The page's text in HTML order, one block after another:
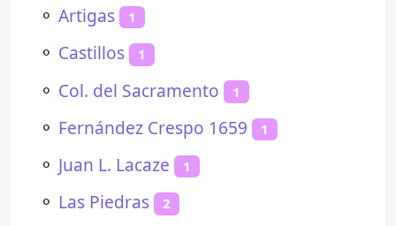
⚬ Artigas 1
⚬ Castillos 1
⚬ Col. del Sacramento 1
⚬ Fernández Crespo 1659 1
⚬ Juan L. Lacaze 1
⚬ Las Piedras 2